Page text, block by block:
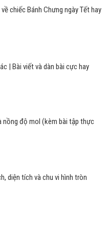
chiếc Bánh Chưng ngày Tết hay
| Bài viết và dàn bài cực hay
nồng độ mol (kèm bài tập thực
diện tích và chu vi hình tròn